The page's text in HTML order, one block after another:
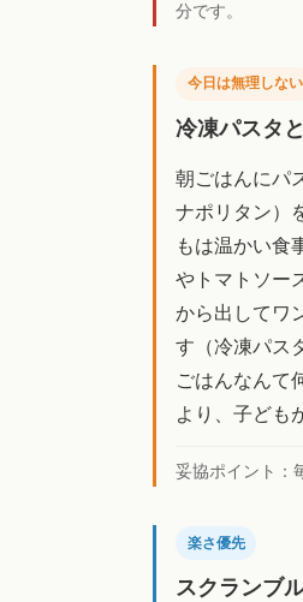
分です。
今日は無理しない
冷凍パスタ
朝ごはんにパ
ナポリタン）
もは温かい食
やトマトソー
から出してワ
す（冷凍パス
ごはんなんて
より、子ども
妥協ポイント：
楽さ優先
スクランブ